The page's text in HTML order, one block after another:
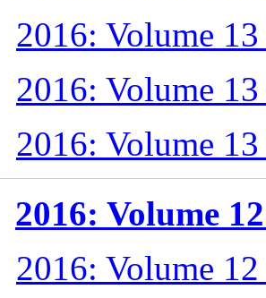
2016: Volume
2016: Volume
2016: Volume
2016: Volume
2016: Volume